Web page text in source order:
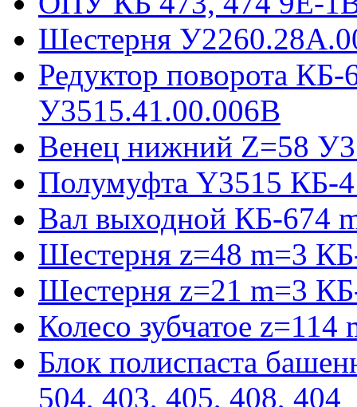
Шестерня
Редуктор поворота КБ-
У3515.41.00.006В
Венец нижний Z=58
Полумуфта Y3515 КБ-
Вал выходной КБ-674
Шестерня z=48 m=3
Шестерня z=21 m=3
Колесо зубчатое
Блок полиспаста
504, 403, 405, 408, 404